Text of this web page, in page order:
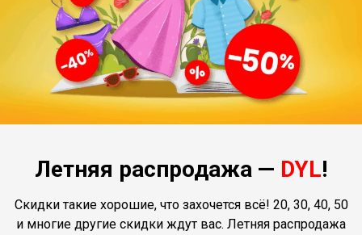
Летняя распродажа — DYL!
Скидки такие хорошие, что захочется всё! 20, 30, 40, 50
и многие другие скидки ждут вас. Летняя распродажа